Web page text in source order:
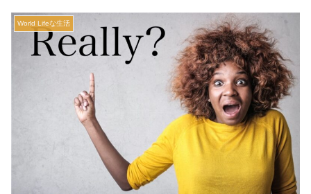
World Lifeな生活